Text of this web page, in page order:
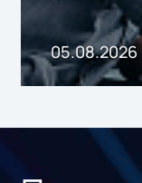
05.08.2026